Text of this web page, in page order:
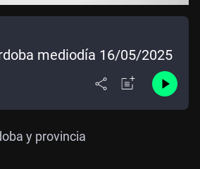
mediodía 16/05/2025
y provincia